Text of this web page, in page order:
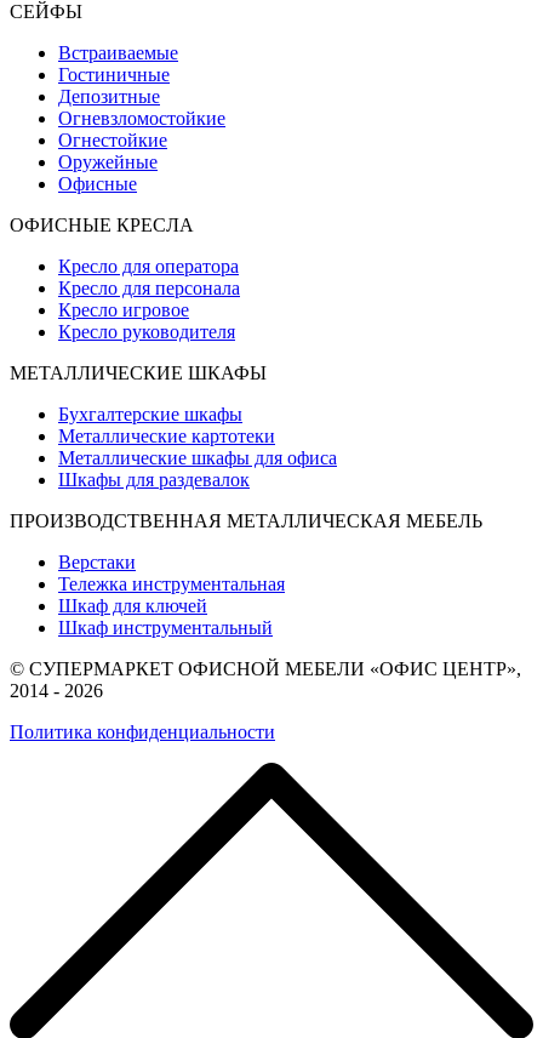
СЕЙФЫ
Встраиваемые
Гостиничные
Депозитные
Огневзломостойкие
Огнестойкие
Оружейные
Офисные
ОФИСНЫЕ КРЕСЛА
Кресло для оператора
Кресло для персонала
Кресло игровое
Кресло руководителя
МЕТАЛЛИЧЕСКИЕ ШКАФЫ
Бухгалтерские шкафы
Металлические картотеки
Металлические шкафы для офиса
Шкафы для раздевалок
ПРОИЗВОДСТВЕННАЯ МЕТАЛЛИЧЕСКАЯ МЕБЕЛЬ
Верстаки
Тележка инструментальная
Шкаф для ключей
Шкаф инструментальный
© СУПЕРМАРКЕТ ОФИСНОЙ МЕБЕЛИ «ОФИС ЦЕНТР»,
2014 - 2026
Политика конфиденциальности